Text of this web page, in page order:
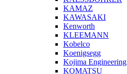
KAMAZ
KAWASAKI
Kenworth
KLEEMANN
Kobelco
Koenigsegg
Kojima Engineering
KOMATSU